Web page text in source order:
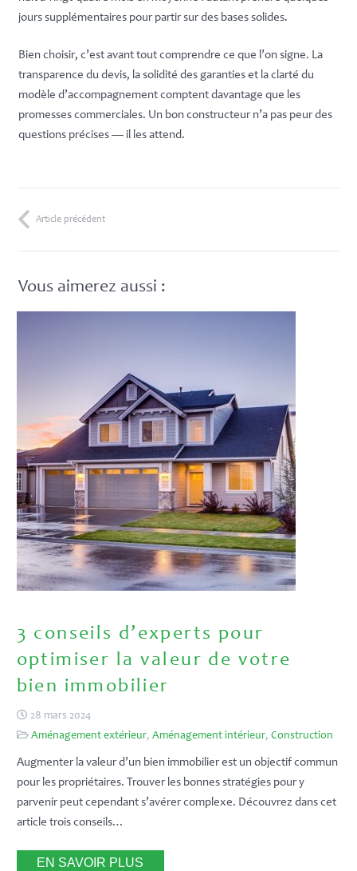
jours supplémentaires pour partir sur des bases solides.
Bien choisir, c’est avant tout comprendre ce que l’on signe. La
transparence du devis, la solidité des garanties et la clarté du
modèle d’accompagnement comptent davantage que les
promesses commerciales. Un bon constructeur n’a pas peur des
questions précises — il les attend.
Article précédent
Vous aimerez aussi :
3 conseils d’experts pour
optimiser la valeur de votre
bien immobilier
28 mars 2024
Aménagement extérieur, Aménagement intérieur, Construction
Augmenter la valeur d’un bien immobilier est un objectif commun
pour les propriétaires. Trouver les bonnes stratégies pour y
parvenir peut cependant s’avérer complexe. Découvrez dans cet
article trois conseils…
EN SAVOIR PLUS